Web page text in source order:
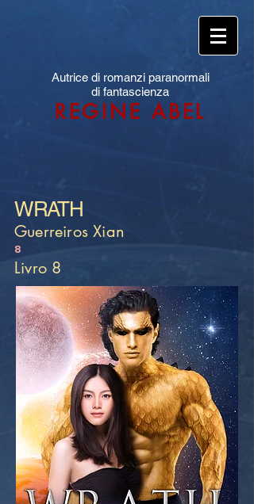
Autrice di romanzi paranormali
di fantascienza
REGINE ABEL
WRATH
Guerreiros Xian
8
Livro 8